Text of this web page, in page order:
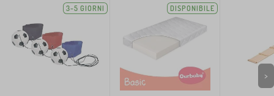
3-5 GIORNI DISPONIBILE
>